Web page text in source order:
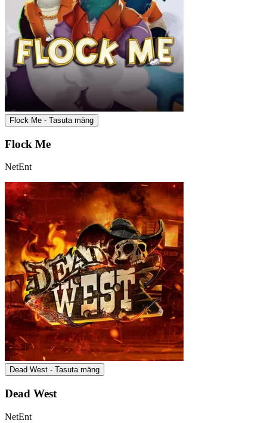
Flock Me - Tasuta mäng
Flock Me
NetEnt
Dead West - Tasuta mäng
Dead West
NetEnt